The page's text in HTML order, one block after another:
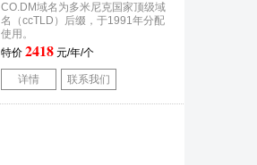
CO.DM域名为多米尼克国家顶级域
名（ccTLD）后缀，于1991年分配
使用。
特价 2418 元/年/个
详情 联系我们